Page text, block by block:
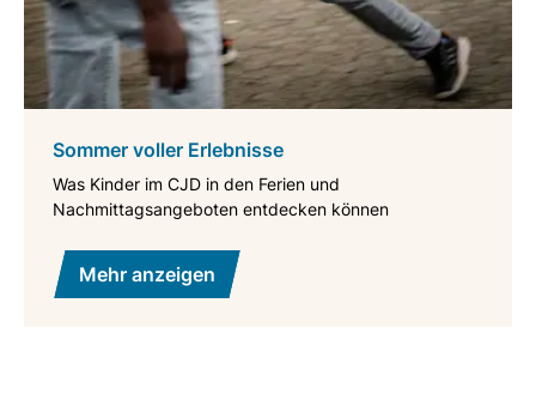
Sommer voller Erlebnisse
Was Kinder im CJD in den Ferien und
Nachmittagsangeboten entdecken können
Mehr anzeigen